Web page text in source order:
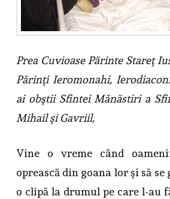
Prea Cuvioase Părinte Stareţ
Părinţi Ieromonahi,
ai obştii Sfintei Mănăstiri a
Mihail şi Gavriil,
Vine o vreme când
oprească din goana lor şi să se
o clipă la drumul pe care l-au